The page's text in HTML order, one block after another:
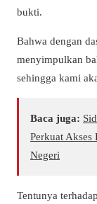
bukti.
Bahwa dengan
menyimpulkan
sehingga kami
Baca juga:
Perkuat
Negeri
Tentunya